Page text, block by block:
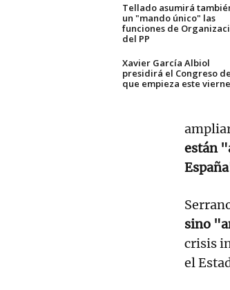
Tellado asumirá
un "mando único" las
funciones de
del PP
Xavier García Albiol
presidirá el Congreso
que empieza este
están
sino
crisis
el